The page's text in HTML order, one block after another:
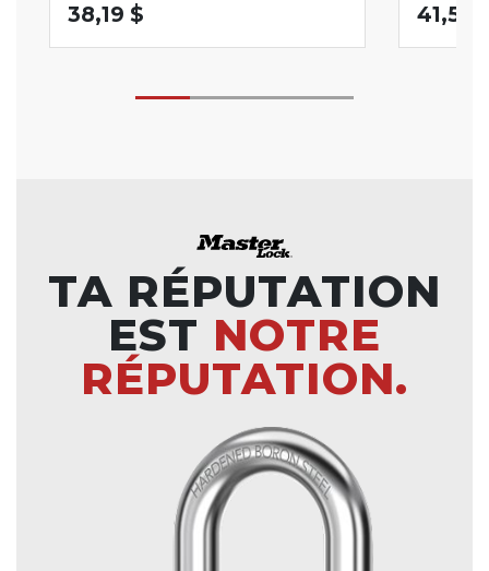
38,19 $
41,54
TA RÉPUTATION
EST NOTRE
RÉPUTATION.